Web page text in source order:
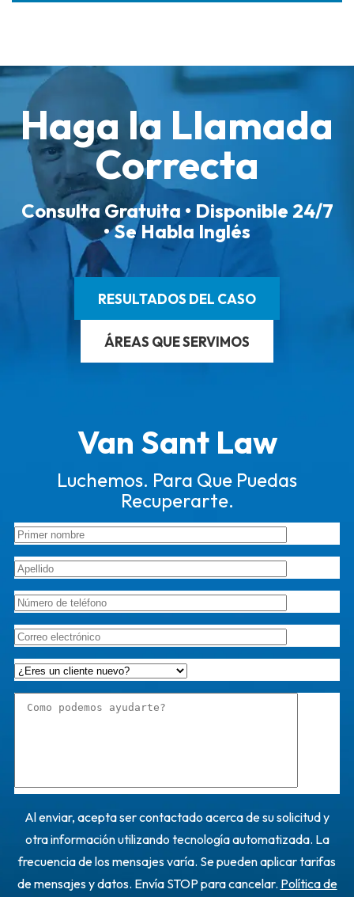
Haga la Llamada
Correcta
Consulta Gratuita • Disponible 24/7
• Se Habla Inglés
RESULTADOS DEL CASO
ÁREAS QUE SERVIMOS
Van Sant Law
Luchemos. Para Que Puedas
Recuperarte.
Al enviar, acepta ser contactado acerca de su solicitud y
otra información utilizando tecnología automatizada. La
frecuencia de los mensajes varía. Se pueden aplicar tarifas
de mensajes y datos. Envía STOP para cancelar. Política de